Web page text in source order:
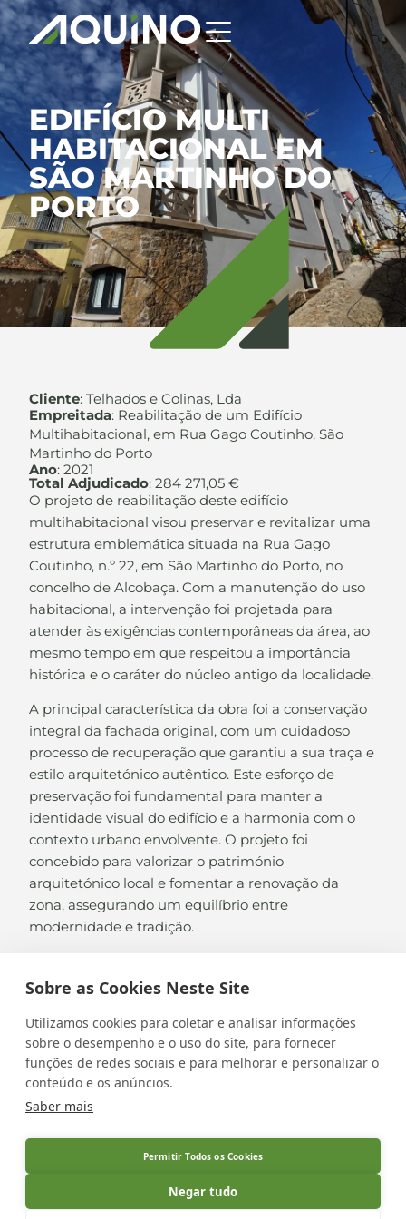
EDIFÍCIO MULTI
HABITACIONAL EM
SÃO MARTINHO DO
PORTO
Cliente: Telhados e Colinas, Lda
Empreitada: Reabilitação de um Edifício
Multihabitacional, em Rua Gago Coutinho, São
Martinho do Porto
Ano: 2021
Total Adjudicado: 284 271,05 €
O projeto de reabilitação deste edifício
multihabitacional visou preservar e revitalizar uma
estrutura emblemática situada na Rua Gago
Coutinho, n.º 22, em São Martinho do Porto, no
concelho de Alcobaça. Com a manutenção do uso
habitacional, a intervenção foi projetada para
atender às exigências contemporâneas da área, ao
mesmo tempo em que respeitou a importância
histórica e o caráter do núcleo antigo da localidade.
A principal característica da obra foi a conservação
integral da fachada original, com um cuidadoso
processo de recuperação que garantiu a sua traça e
estilo arquitetónico autêntico. Este esforço de
preservação foi fundamental para manter a
identidade visual do edifício e a harmonia com o
contexto urbano envolvente. O projeto foi
concebido para valorizar o património
arquitetónico local e fomentar a renovação da
zona, assegurando um equilíbrio entre
modernidade e tradição.
VOLTAR AO PORTFÓLIO
Copyright © 2026 Aquino Construções - Todos
Sobre as Cookies Neste Site
Utilizamos cookies para coletar e analisar informações
sobre o desempenho e o uso do site, para fornecer
funções de redes sociais e para melhorar e personalizar o
conteúdo e os anúncios.
Saber mais
Permitir Todos os Cookies
Negar tudo